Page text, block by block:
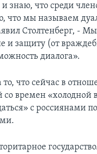
и знаю, что среди
что мы называем
Столтенберг, -
и защиту (от
диалога».
что сейчас в
времен «холодной
с россиянами